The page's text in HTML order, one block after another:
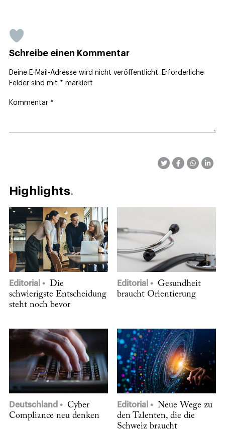
Schreibe einen Kommentar
Deine E-Mail-Adresse wird nicht veröffentlicht. Erforderliche
Felder sind mit * markiert
Kommentar *
Highlights
Editorial
Die
schwierigste Entscheidung
steht noch bevor
Editorial
Gesundheit
braucht Orientierung
Deutschland
Cyber
Compliance neu denken
Editorial
Neue Wege zu
den Talenten, die die
Schweiz braucht